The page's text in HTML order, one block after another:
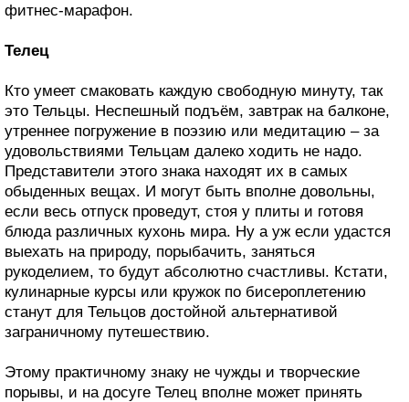
фитнес-марафон.
Телец
Кто умеет смаковать каждую свободную минуту, так
это Тельцы. Неспешный подъём, завтрак на балконе,
утреннее погружение в поэзию или медитацию – за
удовольствиями Тельцам далеко ходить не надо.
Представители этого знака находят их в самых
обыденных вещах. И могут быть вполне довольны,
если весь отпуск проведут, стоя у плиты и готовя
блюда различных кухонь мира. Ну а уж если удастся
выехать на природу, порыбачить, заняться
рукоделием, то будут абсолютно счастливы. Кстати,
кулинарные курсы или кружок по бисероплетению
станут для Тельцов достойной альтернативой
заграничному путешествию.
Этому практичному знаку не чужды и творческие
порывы, и на досуге Телец вполне может принять